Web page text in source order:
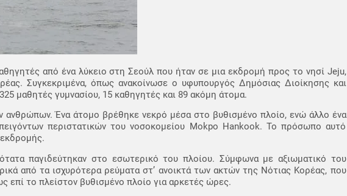
από ένα λύκειο στη Σεούλ που ήταν σε μια εκδρομή προς το νησί Jeju,
Συγκεκριμένα, όπως ανακοίνωσε ο υφυπουργός Δημόσιας Διοίκησης και
μαθητές γυμνασίου, 15 καθηγητές και 89 ακόμη άτομα.
ανθρώπων. Ένα άτομο βρέθηκε νεκρό μέσα στο βυθισμένο πλοίο, ενώ άλλο ένα
περιστατικών του νοσοκομείου Mokpo Hankook. Το πρόσωπο αυτό
παγιδεύτηκαν στο εσωτερικό του πλοίου. Σύμφωνα με αξιωματικό του
από τα ισχυρότερα ρεύματα στ’ ανοικτά των ακτών της Νότιας Κορέας, που
επί το πλείστον βυθισμένο πλοίο για αρκετές ώρες.